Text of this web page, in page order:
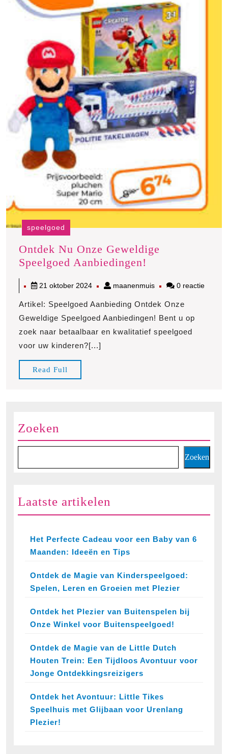
speelgoed
Ontdek Nu Onze Geweldige
Speelgoed Aanbiedingen!
Onze
Geweldige
Speelgoed
Aanbiedingen!
21 oktober 202421
2024
maanenmuismaanenmuis
0 reactie
Artikel: Speelgoed Aanbieding Ontdek Onze
Geweldige Speelgoed Aanbiedingen! Bent u op
zoek naar betaalbaar en kwalitatief speelgoed
voor uw kinderen?[...]
Read Full
Full
Zoeken
Zoeken
Laatste artikelen
Het Perfecte Cadeau voor een Baby van 6
Maanden: Ideeën en Tips
Ontdek de Magie van Kinderspeelgoed:
Spelen, Leren en Groeien met Plezier
Ontdek het Plezier van Buitenspelen bij
Onze Winkel voor Buitenspeelgoed!
Ontdek de Magie van de Little Dutch
Houten Trein: Een Tijdloos Avontuur voor
Jonge Ontdekkingsreizigers
Ontdek het Avontuur: Little Tikes
Speelhuis met Glijbaan voor Urenlang
Plezier!